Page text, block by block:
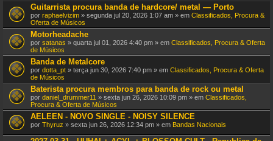
Guitarrista procura banda de hardcore/ metal — Porto
por raphaelvizim » segunda jul 20, 2026 1:07 am » em Classificados, Procura &
Oferta de Músicos
Motorheadache
por satanas » quarta jul 01, 2026 4:40 pm » em Classificados, Procura & Oferta
de Músicos
Banda de Metalcore
por dotta_pt » terça jun 30, 2026 7:40 pm » em Classificados, Procura & Oferta
de Músicos
Baterista procura membros para banda de rock ou metal
por daniel_drummer11 » sexta jun 26, 2026 10:09 pm » em Classificados,
Procura & Oferta de Músicos
AELEEN - NOVO SINGLE - NOISY SILENCE
por Thyruz » sexta jun 26, 2026 12:34 pm » em Bandas Nacionais